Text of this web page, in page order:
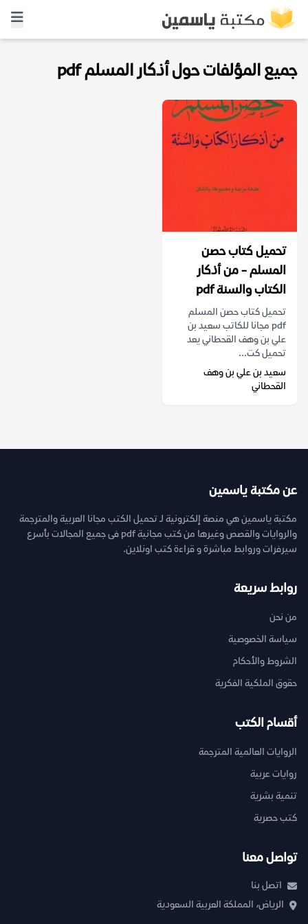
جميع المؤلفات حول أذكار المسلم pdf
تحميل كتاب حصن
المسلم - من أذكار
الكتاب والسنة pdf
تحميل كتاب حصن المسلم
pdf مجانا للكاتب سعيد بن
علي بن وهف القحطاني يعد
تحميل كت...
سعيد بن علي بن وهف
القحطاني
عن مكتبة ياسمين
مكتبة ياسمين هي منصة إلكترونية لـ تحميل الكتب مجانا العربية والمترجمة
والروايات والقصص وغيرها من كتب مجانية pdf فى جميع المجالات بأسرع
سيرفرات وروابط مباشرة و قراءة كتب اونلاين.
روابط سريعة
من نحن
سياسة الخصوصية
الشروط والأحكام
حقوق الملكية الفكرية
أقسام الكتب
الروايات العالمية المترجمة
روايات عربية
تنمية بشرية
كتب حصرية
تواصل معنا
اتصل بنا
الرياض، المملكة العربية السعودية